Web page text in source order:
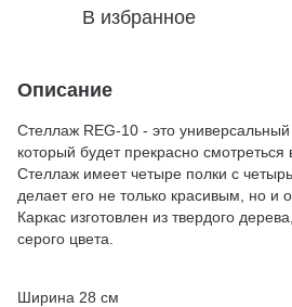
В избранное
Описание
Стеллаж REG-10 - это
который будет прекрасно смотреться
Стеллаж имеет четыре полки с
делает его не только красивым, но и
Каркас изготовлен из твердого
серого цвета.
Ширина 28 см